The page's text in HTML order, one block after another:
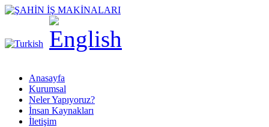
Anasayfa
Kurumsal
Neler Yapıyoruz?
İnsan Kaynakları
İletişim